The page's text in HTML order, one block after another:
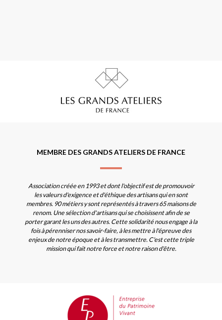
MEMBRE DES GRANDS ATELIERS DE FRANCE
Association créée en 1993 et dont l'objectif est de promouvoir
les valeurs d'exigence et d'éthique des artisans qui en sont
membres. 90 métiers y sont représentés à travers 65 maisons de
renom. Une sélection d'artisans qui se choisissent afin de se
porter garant les uns des autres. Cette solidarité nous engage à la
fois à pérenniser nos savoir-faire, à les mettre à l'épreuve des
enjeux de notre époque et à les transmettre. C'est cette triple
mission qui fait notre force et notre raison d'être.